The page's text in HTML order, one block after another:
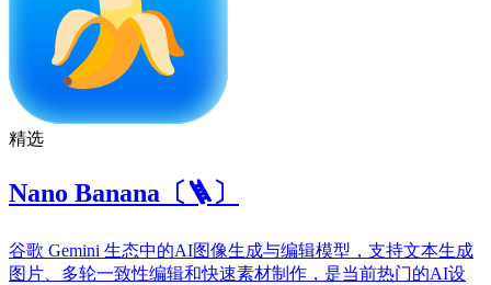
精选
Nano Banana〔🪜〕
谷歌 Gemini 生态中的AI图像生成与编辑模型，支持文本生成
图片、多轮一致性编辑和快速素材制作，是当前热门的AI设